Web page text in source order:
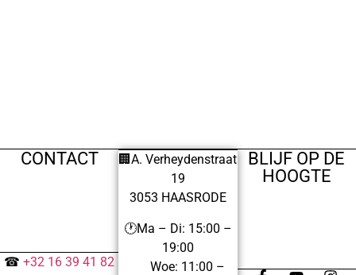
CONTACT
☎+32 16 39 41 82
🏢A. Verheydenstraat
19
3053 HAASRODE
🕐Ma – Di: 15:00 –
19:00
Woe: 11:00 –
BLIJF OP DE
HOOGTE